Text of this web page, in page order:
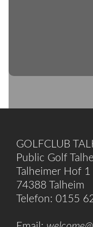
GOLFCLUB
Public Golf
Talheimer Hof 1
74388 Talheim
Telefon: 0155